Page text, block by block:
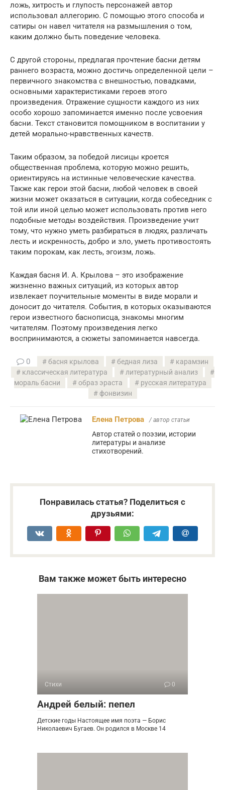
ложь, хитрость и глупость персонажей автор
использовал аллегорию. С помощью этого способа и
сатиры он навел читателя на размышления о том,
каким должно быть поведение человека.
С другой стороны, предлагая прочтение басни детям
раннего возраста, можно достичь определенной цели –
первичного знакомства с внешностью, повадками,
основными характеристиками героев этого
произведения. Отражение сущности каждого из них
особо хорошо запоминается именно после усвоения
басни. Текст становится помощником в воспитании у
детей морально-нравственных качеств.
Таким образом, за победой лисицы кроется
общественная проблема, которую можно решить,
ориентируясь на истинные человеческие качества.
Также как герои этой басни, любой человек в своей
жизни может оказаться в ситуации, когда собеседник с
той или иной целью может использовать против него
подобные методы воздействия. Произведение учит
тому, что нужно уметь разбираться в людях, различать
лесть и искренность, добро и зло, уметь противостоять
таким порокам, как лесть, эгоизм, ложь.
Каждая басня И. А. Крылова – это изображение
жизненно важных ситуаций, из которых автор
извлекает поучительные моменты в виде морали и
доносит до читателя. События, в которых оказываются
герои известного баснописца, знакомы многим
читателям. Поэтому произведения легко
воспринимаются, а сюжеты запоминается навсегда.
0 басня крылова бедная лиза
карамзин
классическая литература
литературный анализ
мораль басни
образ эраста
русская литература
фонвизин
Елена Петрова / автор статьи
Автор статей о поэзии, истории
литературы и анализе
стихотворений.
Понравилась статья? Поделиться с
друзьями:
Вам также может быть интересно
Стихи 0
Андрей белый: пепел
Детские годы Настоящее имя поэта — Борис
Николаевич Бугаев. Он родился в Москве 14